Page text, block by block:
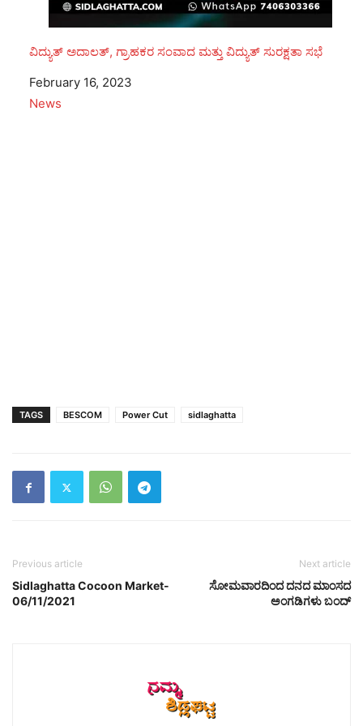
ವಿದ್ಯುತ್ ಅದಾಲತ್, ಗ್ರಾಹಕರ ಸಂವಾದ ಮತ್ತು ವಿದ್ಯುತ್ ಸುರಕ್ಷತಾ ಸಭೆ
Date
February 16, 2023
In relation to
News
TAGS BESCOM Power Cut sidlaghatta
Previous article
Sidlaghatta Cocoon Market-
06/11/2021
Next article
ಸೋಮವಾರದಿಂದ ದನದ ಮಾಂಸದ
ಅಂಗಡಿಗಳು ಬಂದ್